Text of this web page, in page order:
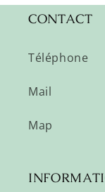
CONTACT
Téléphone
Mail
Map